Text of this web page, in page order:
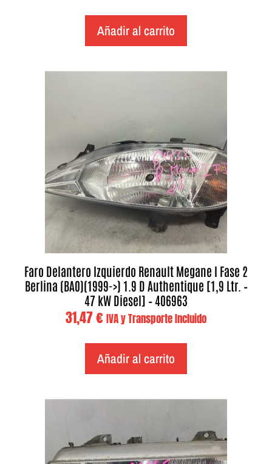
Añadir al carrito
Faro Delantero Izquierdo Renault Megane I Fase 2
Berlina (BA0)(1999->) 1.9 D Authentique [1,9 Ltr. –
47 kW Diesel] – 406963
31,47€ IVA y Transporte Incluido
Añadir al carrito